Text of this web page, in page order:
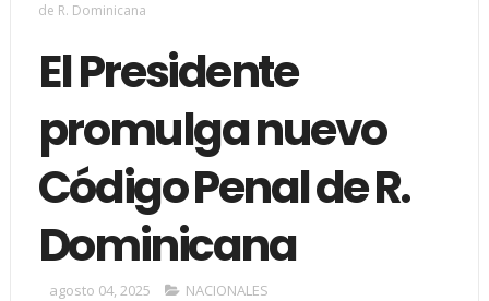
de R. Dominicana
El Presidente
promulga nuevo
Código Penal de R.
Dominicana
agosto 04, 2025 NACIONALES